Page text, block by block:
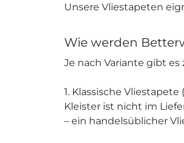
Unsere Vliestapeten
Wie werden
Je nach Variante gibt
1. Klassische
Kleister ist nicht im
– ein handelsüblicher